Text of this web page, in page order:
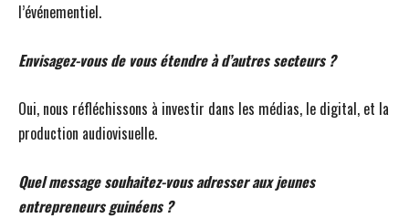
l’événementiel.
Envisagez-vous de vous étendre à d’autres secteurs ?
Oui, nous réfléchissons à investir dans les médias, le digital, et la
production audiovisuelle.
Quel message souhaitez-vous adresser aux jeunes
entrepreneurs guinéens ?